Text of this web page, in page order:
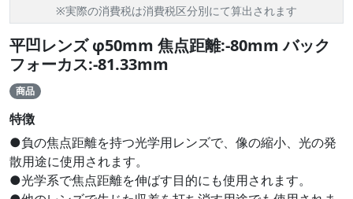
※実際の消費税は消費税区分別にて算出されます
平凹レンズ φ50mm 焦点距離:-80mm バック
フォーカス:-81.33mm
商品
特徴
●負の焦点距離を持つ光学用レンズで、像の縮小、光の発
散用途に使用されます。
●光学系で焦点距離を伸ばす目的にも使用されます。